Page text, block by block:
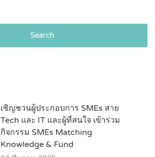
Search
เชิญชวนผู้ประกอบการ SMEs สาย
Tech และ IT และผู้ที่สนใจ เข้าร่วม
กิจกรรม SMEs Matching
Knowledge & Fund